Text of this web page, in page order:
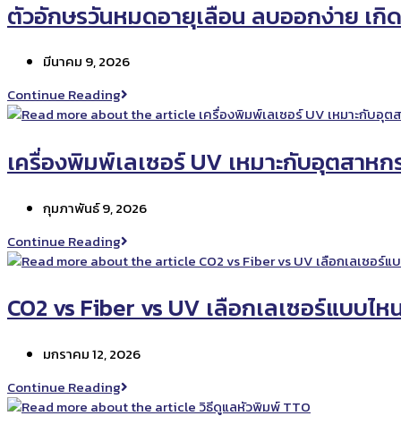
ต่อ
ใช้
เครื่องพิมพ์
หมด
อายุ
แบบ
ไหน?
ตัวอักษรวันหมดอายุเลือน ลบออกง่าย เกิด
Post
มีนาคม 9, 2026
Continue Readingตัว
อักษร
หมด
อายุ
ลบ
ออก
ง่าย
เกิด
อะไร?
เครื่องพิมพ์เลเซอร์ UV เหมาะกับอุตสาหก
Post
กุมภาพันธ์ 9, 2026
Continue Readingเครื่องพิมพ์
เลเซอร์
เหมาะ
กับ
ไหน
CO2 vs Fiber vs UV เลือกเลเซอร์แบบไ
Post
มกราคม 12, 2026
Continue ReadingCO2
vs